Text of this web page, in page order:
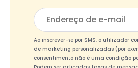
Ao inscrever-se por SMS, o utilizador
de marketing personalizadas (por
consentimento não é uma condição